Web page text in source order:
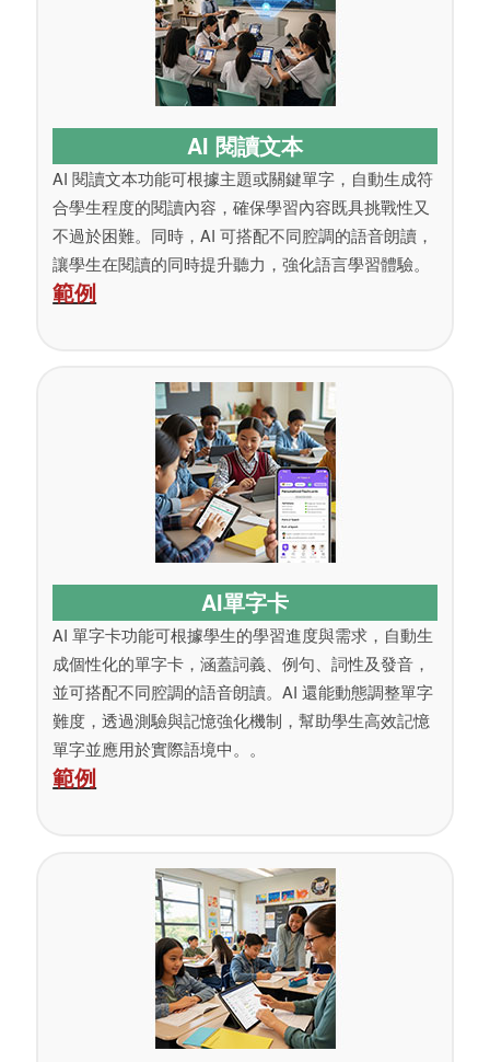
AI 閱讀文本
AI 閱讀文本功能可根據主題或關鍵單字，自動生成符
合學生程度的閱讀內容，確保學習內容既具挑戰性又
不過於困難。同時，AI 可搭配不同腔調的語音朗讀，
讓學生在閱讀的同時提升聽力，強化語言學習體驗。
範例
AI單字卡
AI 單字卡功能可根據學生的學習進度與需求，自動生
成個性化的單字卡，涵蓋詞義、例句、詞性及發音，
並可搭配不同腔調的語音朗讀。AI 還能動態調整單字
難度，透過測驗與記憶強化機制，幫助學生高效記憶
單字並應用於實際語境中。。
範例